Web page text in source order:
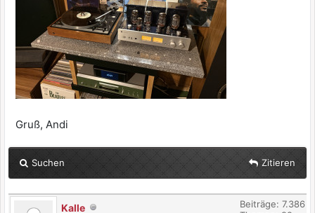
Gruß, Andi
Suchen Zitieren
Kalle
Beiträge: 7.386